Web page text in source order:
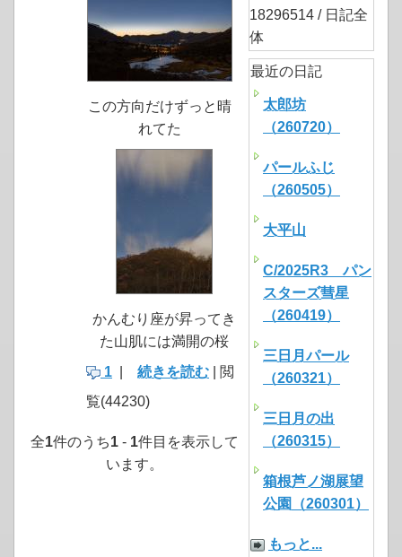
この方向だけずっと晴
れてた
かんむり座が昇ってき
た山肌には満開の桜
1
続きを読む | 閲
覧(44230)
全1件のうち1 - 1件目を表示して
います。
18296514 / 日記全
体
最近の日記
太郎坊
（260720）
パールふじ
（260505）
大平山
C/2025R3 パン
スターズ彗星
（260419）
三日月パール
（260321）
三日月の出
（260315）
箱根芦ノ湖展望
公園（260301）
もっと...